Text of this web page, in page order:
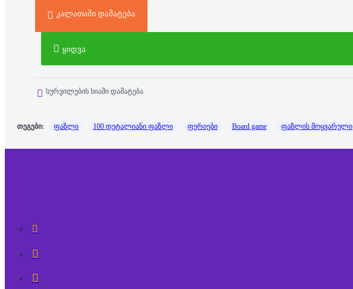
კალათაში დამატება
ყიდვა
სურვილების სიაში დამატება
თეგები: ფაზლი 100 დეტალიანი ფაზლი ფერიები Board game ფაზლის მოყვარული